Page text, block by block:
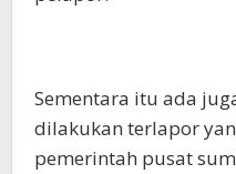
Sementara itu ada
dilakukan terlapor
pemerintah pusat